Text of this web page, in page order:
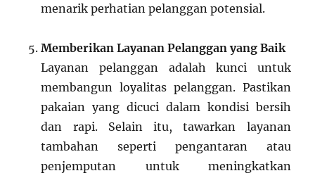
menarik perhatian pelanggan potensial.
Memberikan Layanan Pelanggan yang Baik
Layanan pelanggan adalah kunci untuk
membangun loyalitas pelanggan. Pastikan
pakaian yang dicuci dalam kondisi bersih
dan rapi. Selain itu, tawarkan layanan
tambahan seperti pengantaran atau
penjemputan untuk meningkatkan